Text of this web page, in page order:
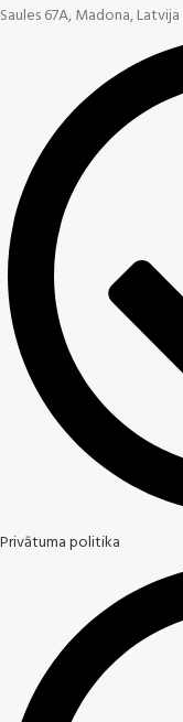
Saules 67A, Madona, Latvija
Privātuma politika